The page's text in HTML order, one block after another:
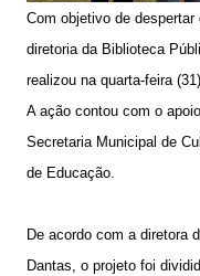
Com objetivo de
diretoria da Biblioteca
realizou na quarta-feira
A ação contou com o
Secretaria Municipal de
de Educação.
De acordo com a diretora
Dantas, o projeto foi